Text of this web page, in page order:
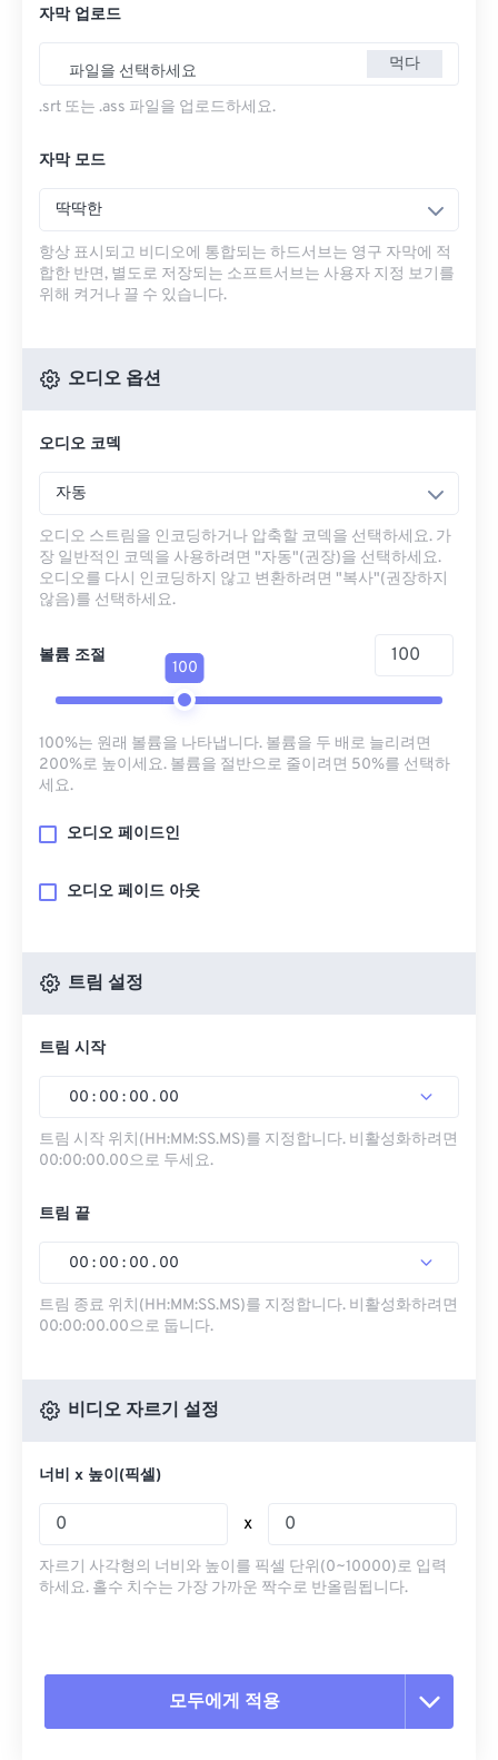
자막 업로드
파일을 선택하세요 먹다
.srt 또는 .ass 파일을 업로드하세요.
자막 모드
딱딱한
항상 표시되고 비디오에 통합되는 하드서브는 영구 자막에 적
합한 반면, 별도로 저장되는 소프트서브는 사용자 지정 보기를
위해 켜거나 끌 수 있습니다.
오디오 옵션
오디오 코덱
자동
오디오 스트림을 인코딩하거나 압축할 코덱을 선택하세요. 가
장 일반적인 코덱을 사용하려면 "자동"(권장)을 선택하세요.
오디오를 다시 인코딩하지 않고 변환하려면 "복사"(권장하지
않음)를 선택하세요.
볼륨 조절
100
100%는 원래 볼륨을 나타냅니다. 볼륨을 두 배로 늘리려면
200%로 높이세요. 볼륨을 절반으로 줄이려면 50%를 선택하
세요.
오디오 페이드인
오디오 페이드 아웃
트림 설정
트림 시작
00 : 00 : 00 . 00
트림 시작 위치(HH:MM:SS.MS)를 지정합니다. 비활성화하려면
00:00:00.00으로 두세요.
트림 끝
00 : 00 : 00 . 00
트림 종료 위치(HH:MM:SS.MS)를 지정합니다. 비활성화하려면
00:00:00.00으로 둡니다.
비디오 자르기 설정
너비 x 높이(픽셀)
x
자르기 사각형의 너비와 높이를 픽셀 단위(0~10000)로 입력
하세요. 홀수 치수는 가장 가까운 짝수로 반올림됩니다.
모두에게 적용